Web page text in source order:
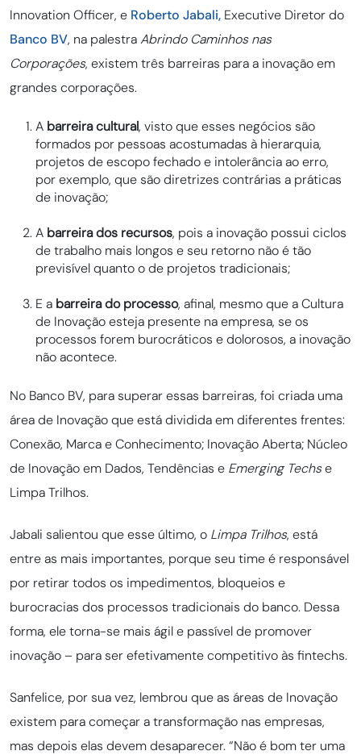
Innovation Officer, e Roberto Jabali, Executive Diretor do
Banco BV, na palestraAbrindo Caminhos nas
Corporações, existem três barreiras para a inovação em
grandes corporações.
A barreira cultural, visto que esses negócios são
formados por pessoas acostumadas à hierarquia,
projetos de escopo fechado e intolerância ao erro,
por exemplo, que são diretrizes contrárias a práticas
de inovação;
A barreira dos recursos, pois a inovação possui ciclos
de trabalho mais longos e seu retorno não é tão
previsível quanto o de projetos tradicionais;
E a barreira do processo, afinal, mesmo que a Cultura
de Inovação esteja presente na empresa, se os
processos forem burocráticos e dolorosos, a inovação
não acontece.
No Banco BV, para superar essas barreiras, foi criada uma
área de Inovação que está dividida em diferentes frentes:
Conexão, Marca e Conhecimento; Inovação Aberta; Núcleo
de Inovação em Dados, Tendências e Emerging Techse
Limpa Trilhos.
Jabali salientou que esse último, o Limpa Trilhos, está
entre as mais importantes, porque seu time é responsável
por retirar todos os impedimentos, bloqueios e
burocracias dos processos tradicionais do banco. Dessa
forma, ele torna-se mais ágil e passível de promover
inovação – para ser efetivamente competitivo às fintechs.
Sanfelice, por sua vez, lembrou que as áreas de Inovação
existem para começar a transformação nas empresas,
mas depois elas devem desaparecer. “Não é bom ter uma